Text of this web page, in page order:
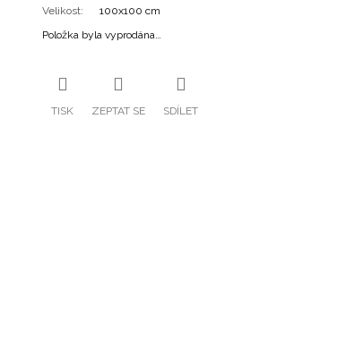
Velikost:
100x100 cm
Položka byla vyprodána…
TISK ZEPTAT SE SDÍLET